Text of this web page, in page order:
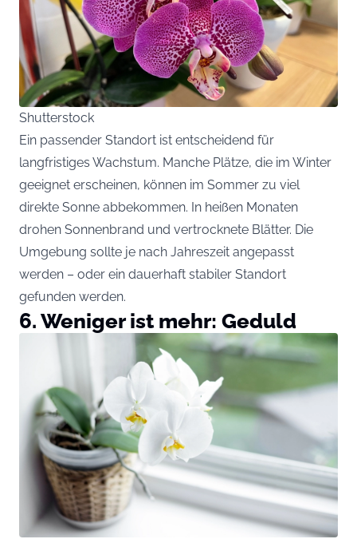
Shutterstock
Ein passender Standort ist entscheidend für
langfristiges Wachstum. Manche Plätze, die im Winter
geeignet erscheinen, können im Sommer zu viel
direkte Sonne abbekommen. In heißen Monaten
drohen Sonnenbrand und vertrocknete Blätter. Die
Umgebung sollte je nach Jahreszeit angepasst
werden – oder ein dauerhaft stabiler Standort
gefunden werden.
6. Weniger ist mehr: Geduld